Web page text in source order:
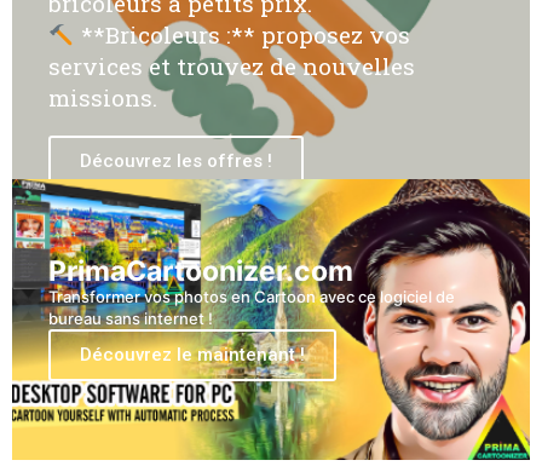
**Bricoleurs :** proposez vos
services et trouvez de nouvelles
missions.
Découvrez les offres !
PrimaCartoonizer.com
Transformer vos photos en Cartoon avec ce logiciel de
bureau sans internet !
Découvrez le maintenant !